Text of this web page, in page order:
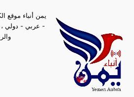
يمن أنباء موقع
- عربي - دولي ،